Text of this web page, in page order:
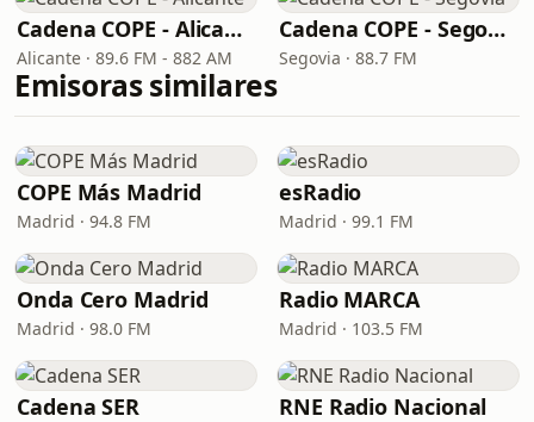
Cadena COPE - Alicante
Alicante · 89.6 FM - 882 AM
Cadena COPE - Segovia
Segovia · 88.7 FM
Emisoras similares
COPE Más Madrid
Madrid · 94.8 FM
esRadio
Madrid · 99.1 FM
Onda Cero Madrid
Madrid · 98.0 FM
Radio MARCA
Madrid · 103.5 FM
Cadena SER RNE Radio Nacional